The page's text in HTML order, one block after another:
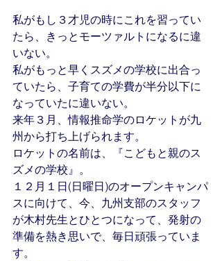
私がもし３才児の時にこれを習ってい
たら、きっとモーツァルトになるに違
いない。
私がもっと早くスズメの学校に出合っ
ていたら、子育ての学費が半分以下に
なっていたに違いない。
来年３月、情報推命学のロケットが九
州から打ち上げられます。
ロケットの名前は、『こどもと親のス
ズメの学校』。
１２月１日(日曜日)のオープンキャンパ
スに向けて、今、九州支部のスタッフ
が木村先生とひとつになって、発射の
準備を熱き思いで、毎日頑張っていま
す。